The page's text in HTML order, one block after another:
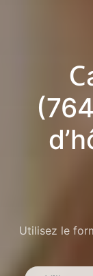
Utilisez le